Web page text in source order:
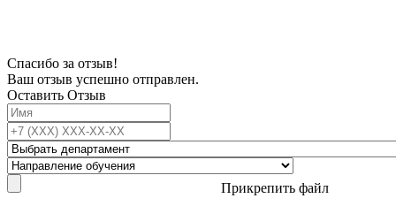
Спасибо за отзыв!
Ваш отзыв успешно отправлен.
Оставить Отзыв
Прикрепить файл